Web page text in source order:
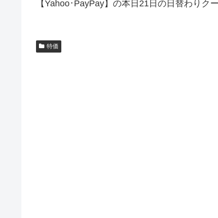
【Yahoo･PayPay】の本日21日の日替わりク
特価